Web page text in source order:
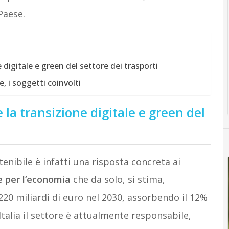
digitale e green del settore dei trasporti
i soggetti coinvolti
la transizione digitale e green del
è infatti una risposta concreta ai
l’economia che da solo, si stima,
miliardi di euro nel 2030, assorbendo il 12%
il settore è attualmente responsabile,